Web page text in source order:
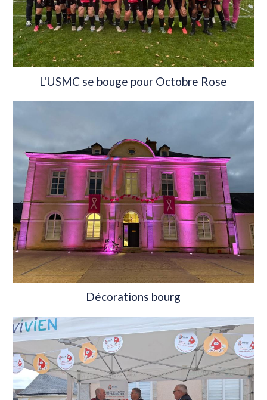
L'USMC se bouge pour Octobre Rose
Décorations bourg